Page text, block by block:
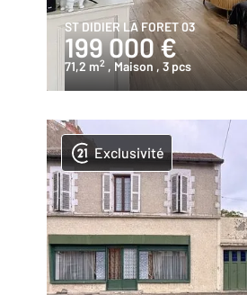
ST DIDIER LA FORET 03
199 000 €
71,2 m2 , Maison , 3 pcs
Exclusivité